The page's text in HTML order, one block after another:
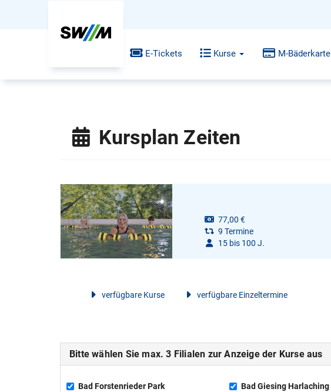
E-Tickets Kurse M-Bäderkarte
Kursplan Zeiten
77,00 €
9 Termine
15 bis 100 J.
verfügbare Kurse verfügbare Einzeltermine
Bitte wählen Sie max. 3 Filialen zur Anzeige der Kurse aus
Bad Forstenrieder Park Bad Giesing Harlaching